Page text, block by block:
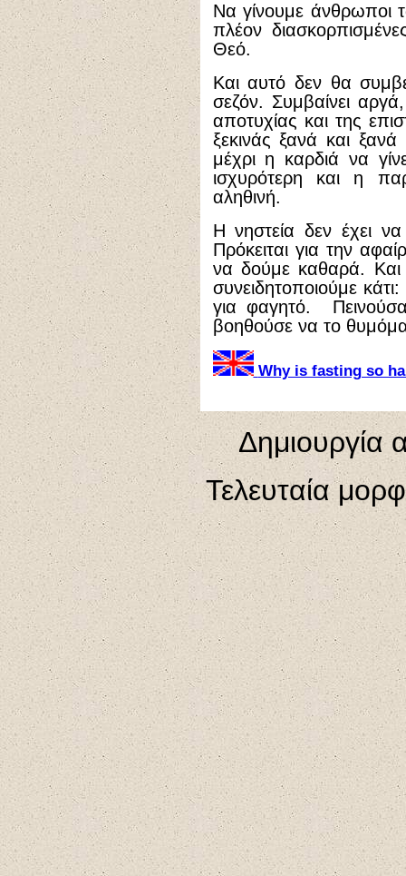
Να γίνουμε άνθρωποι
πλέον
Θεό.
Και αυτό δεν θα
σεζόν. Συμβαίνει
αποτυχίας και της
ξεκινάς ξανά και
μέχρι η καρδιά να
ισχυρότερη και η
αληθινή.
Η νηστεία δεν έχει
Πρόκειται για την
να δούμε καθαρά. Και
συνειδητοποιούμε
για φαγητό.
βοηθούσε να το
Why is fasting so
Δημιουργία
Τελευταία